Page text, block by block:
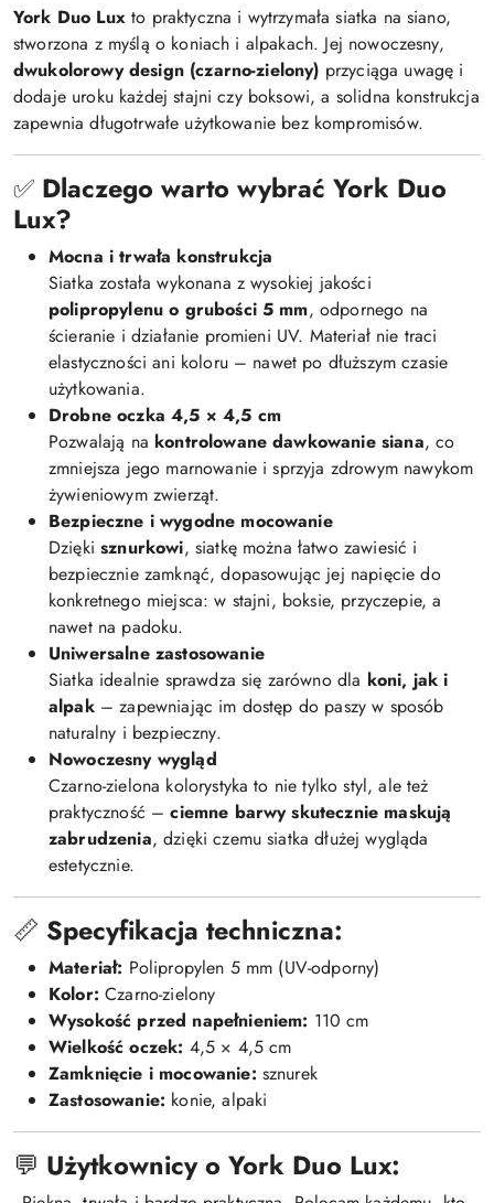
York Duo Luxto praktyczna i wytrzymała siatka na siano,
stworzona z myślą o koniach i alpakach. Jej nowoczesny,
dwukolorowy design (czarno-zielony) przyciąga uwagę i
dodaje uroku każdej stajni czy boksowi, a solidna konstrukcja
zapewnia długotrwałe użytkowanie bez kompromisów.
✅ Dlaczego warto wybrać York Duo
Lux?
Mocna i trwała konstrukcja
Siatka została wykonana z wysokiej jakości
polipropylenu o grubości 5 mm, odpornego na
ścieranie i działanie promieni UV. Materiał nie traci
elastyczności ani koloru – nawet po dłuższym czasie
użytkowania.
Drobne oczka 4,5 × 4,5 cm
Pozwalają na kontrolowane dawkowanie siana, co
zmniejsza jego marnowanie i sprzyja zdrowym nawykom
żywieniowym zwierząt.
Bezpieczne i wygodne mocowanie
Dziękisznurkowi, siatkę można łatwo zawiesić i
bezpiecznie zamknąć, dopasowując jej napięcie do
konkretnego miejsca: w stajni, boksie, przyczepie, a
nawet na padoku.
Uniwersalne zastosowanie
Siatka idealnie sprawdza się zarówno dla koni, jak i
alpak– zapewniając im dostęp do paszy w sposób
naturalny i bezpieczny.
Nowoczesny wygląd
Czarno-zielona kolorystyka to nie tylko styl, ale też
praktyczność –ciemne barwy skutecznie maskują
zabrudzenia, dzięki czemu siatka dłużej wygląda
estetycznie.
📏 Specyfikacja techniczna:
Materiał: Polipropylen 5 mm (UV-odporny)
Kolor: Czarno-zielony
Wysokość przed napełnieniem: 110 cm
Wielkość oczek: 4,5 × 4,5 cm
Zamknięcie i mocowanie: sznurek
Zastosowanie: konie, alpaki
💬 Użytkownicy o York Duo Lux: